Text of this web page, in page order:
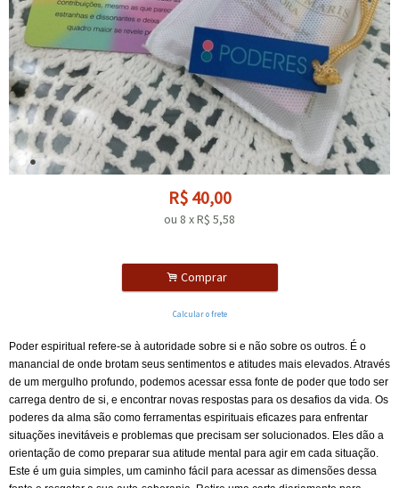
R$ 40,00
ou 8 xR$ 5,58
. Comprar
Calcular o frete
Poder espiritual refere-se à autoridade sobre si e não sobre os outros. É o
manancial de onde brotam seus sentimentos e atitudes mais elevados. Através
de um mergulho profundo, podemos acessar essa fonte de poder que todo ser
carrega dentro de si, e encontrar novas respostas para os desafios da vida. Os
poderes da alma são como ferramentas espirituais eficazes para enfrentar
situações inevitáveis e problemas que precisam ser solucionados. Eles dão a
orientação de como preparar sua atitude mental para agir em cada situação.
Este é um guia simples, um caminho fácil para acessar as dimensões dessa